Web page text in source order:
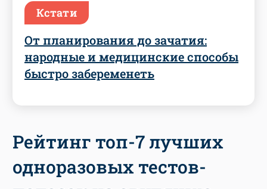
Кстати
От планирования до зачатия:
народные и медицинские способы
быстро забеременеть
Рейтинг топ-7 лучших
одноразовых тестов-